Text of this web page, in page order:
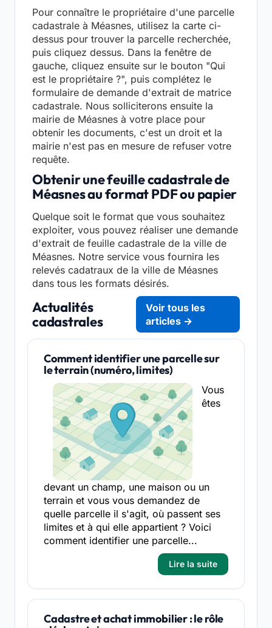
Pour connaître le propriétaire d'une parcelle
cadastrale à Méasnes, utilisez la carte ci-
dessus pour trouver la parcelle recherchée,
puis cliquez dessus. Dans la fenêtre de
gauche, cliquez ensuite sur le bouton "Qui
est le propriétaire ?", puis complétez le
formulaire de demande d'extrait de matrice
cadastrale. Nous solliciterons ensuite la
mairie de Méasnes à votre place pour
obtenir les documents, c'est un droit et la
mairie n'est pas en mesure de refuser votre
requête.
Obtenir une feuille cadastrale de
Méasnes au format PDF ou papier
Quelque soit le format que vous souhaitez
exploiter, vous pouvez réaliser une demande
d'extrait de feuille cadastrale de la ville de
Méasnes. Notre service vous fournira les
relevés cadatraux de la ville de Méasnes
dans tous les formats désirés.
Actualités
cadastrales
Voir tous les
articles →
Comment identifier une parcelle sur
le terrain (numéro, limites)
Vous
êtes
devant un champ, une maison ou un
terrain et vous vous demandez de
quelle parcelle il s'agit, où passent ses
limites et à qui elle appartient ? Voici
comment identifier une parcelle...
Lire la suite
Cadastre et achat immobilier : le rôle